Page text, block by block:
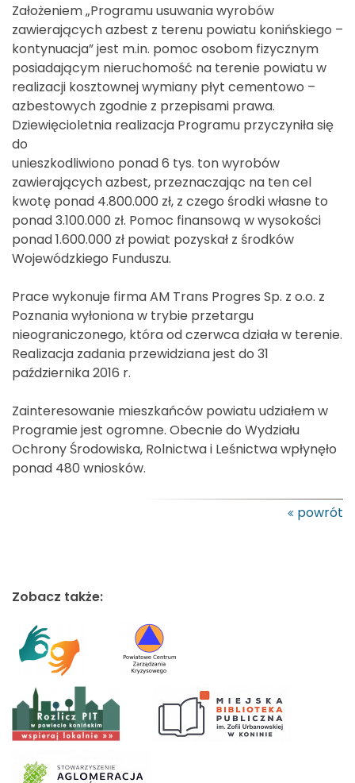
Założeniem „Programu usuwania wyrobów
zawierających azbest z terenu powiatu konińskiego –
kontynuacja” jest m.in. pomoc osobom fizycznym
posiadającym nieruchomość na terenie powiatu w
realizacji kosztownej wymiany płyt cementowo –
azbestowych zgodnie z przepisami prawa.
Dziewięcioletnia realizacja Programu przyczyniła się
do
unieszkodliwiono ponad 6 tys. ton wyrobów
zawierających azbest, przeznaczając na ten cel
kwotę ponad 4.800.000 zł, z czego środki własne to
ponad 3.100.000 zł. Pomoc finansową w wysokości
ponad 1.600.000 zł powiat pozyskał z środków
Wojewódzkiego Funduszu.
Prace wykonuje firma AM Trans Progres Sp. z o.o. z
Poznania wyłoniona w trybie przetargu
nieograniczonego, która od czerwca działa w terenie.
Realizacja zadania przewidziana jest do 31
października 2016 r.
Zainteresowanie mieszkańców powiatu udziałem w
Programie jest ogromne. Obecnie do Wydziału
Ochrony Środowiska, Rolnictwa i Leśnictwa wpłynęło
ponad 480 wniosków.
powrót
Zobacz także: